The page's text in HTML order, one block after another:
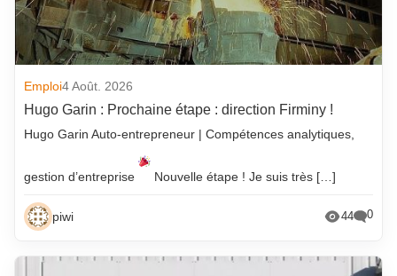
Emploi4 Août. 2026
Hugo Garin : Prochaine étape : direction Firminy !
Hugo Garin Auto-entrepreneur | Compétences analytiques,
gestion d’entreprise Nouvelle étape ! Je suis très […]
piwi 44 0